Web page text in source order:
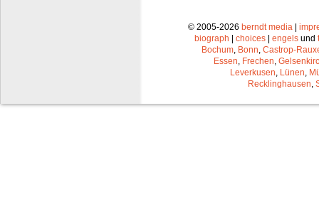
© 2005-2026 berndt media|
biograph
choices engels und
Bochum, Bonn, Castrop-
Essen, Frechen,
Leverkusen, Lünen,
Recklinghausen,